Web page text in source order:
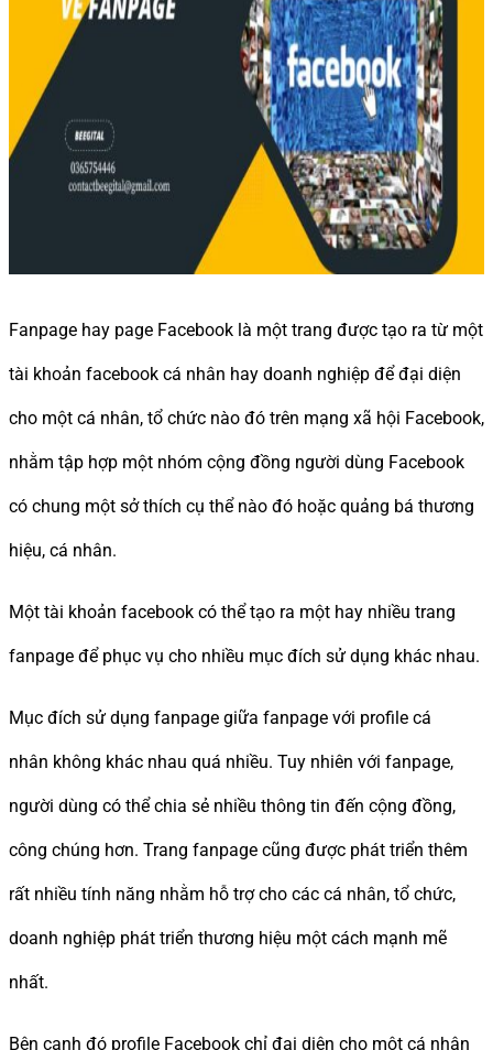
Fanpage hay page Facebook là một trang được tạo ra từ một
tài khoản facebook cá nhân hay doanh nghiệp để đại diện
cho một cá nhân, tổ chức nào đó trên mạng xã hội Facebook,
nhằm tập hợp một nhóm cộng đồng người dùng Facebook
có chung một sở thích cụ thể nào đó hoặc quảng bá thương
hiệu, cá nhân.
Một tài khoản facebook có thể tạo ra một hay nhiều trang
fanpage để phục vụ cho nhiều mục đích sử dụng khác nhau.
Mục đích sử dụng fanpage giữa fanpage với profile cá
nhân không khác nhau quá nhiều. Tuy nhiên với fanpage,
người dùng có thể chia sẻ nhiều thông tin đến cộng đồng,
công chúng hơn. Trang fanpage cũng được phát triển thêm
rất nhiều tính năng nhằm hỗ trợ cho các cá nhân, tổ chức,
doanh nghiệp phát triển thương hiệu một cách mạnh mẽ
nhất.
Bên cạnh đó profile Facebook chỉ đại diện cho một cá nhân